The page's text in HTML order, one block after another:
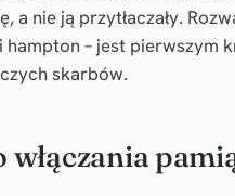
a nie ją przytłaczały.
– jest pierwszym
skarbów.